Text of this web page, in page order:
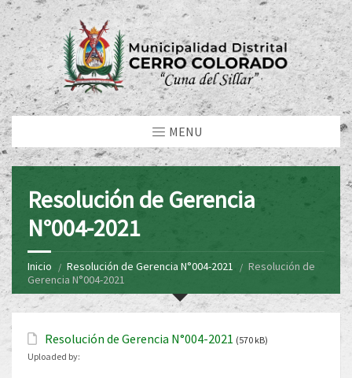
MENU
Resolución de Gerencia
N°004-2021
Inicio Resolución de Gerencia N°004-2021
Resolución de
Gerencia N°004-2021
Resolución de Gerencia N°004-2021 (570 kB)
Uploaded by: